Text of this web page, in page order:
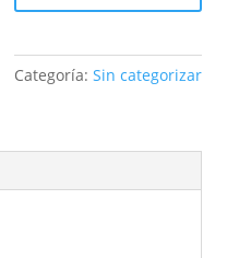
Categoría:Sin categorizar